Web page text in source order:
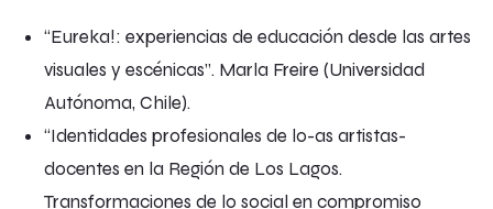
“Eureka!: experiencias de educación desde las artes
visuales y escénicas”. Marla Freire (Universidad
Autónoma, Chile).
“Identidades profesionales de lo-as artistas-
docentes en la Región de Los Lagos.
Transformaciones de lo social en compromiso